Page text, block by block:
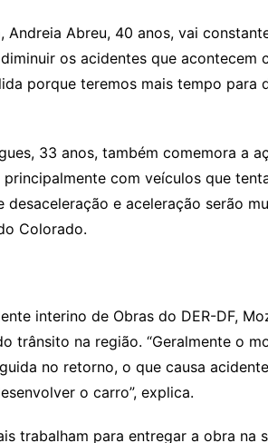
Andreia Abreu, 40 anos, vai
os acidentes que acontecem
porque teremos mais tempo para
33 anos, também comemora a
com veículos que
e aceleração serão
Colorado.
interino de Obras do DER-DF,
trânsito na região. “Geralmente o
no retorno, o que causa
o carro”, explica.
trabalham para entregar a obra na